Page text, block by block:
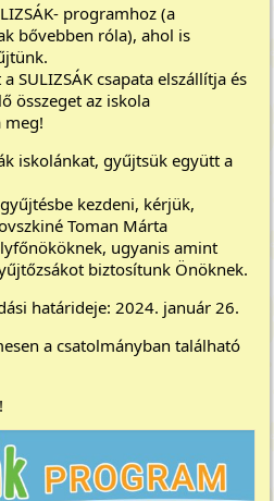
programhoz (a
bővebben róla), ahol is
SULIZSÁK csapata elszállítja és
összeget az iskola
meg!
iskolánkat, gyűjtsük együtt a
kezdeni, kérjük,
Toman Márta
ugyanis amint
biztosítunk Önöknek.
határideje: 2024. január 26.
a csatolmányban található